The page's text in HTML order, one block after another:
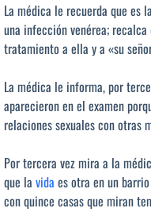
La médica le recuerda que es
una infección venérea; recalca
tratamiento a ella y a «su
La médica le informa, por
aparecieron en el examen
relaciones sexuales con otras
Por tercera vez mira a la
que la vida es otra en un
con quince casas que miran